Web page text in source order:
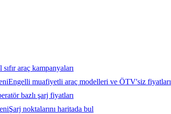
sıfır araç kampanyaları
Engelli muafiyetli araç modelleri ve ÖTV'siz fiyatları
bazlı şarj fiyatları
Şarj noktalarını haritada bul